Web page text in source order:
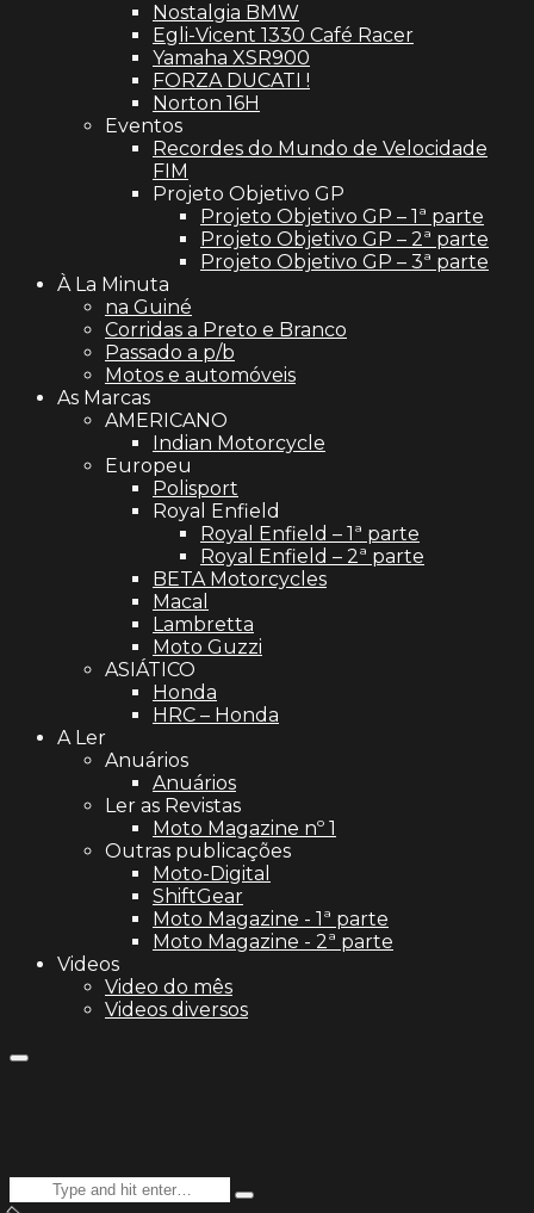
Nostalgia BMW
Egli-Vicent 1330 Café Racer
Yamaha XSR900
FORZA DUCATI !
Norton 16H
Eventos
Recordes do Mundo de Velocidade
FIM
Projeto Objetivo GP
Projeto Objetivo GP – 1ª parte
Projeto Objetivo GP – 2ª parte
Projeto Objetivo GP – 3ª parte
À La Minuta
na Guiné
Corridas a Preto e Branco
Passado a p/b
Motos e automóveis
As Marcas
AMERICANO
Indian Motorcycle
Europeu
Polisport
Royal Enfield
Royal Enfield – 1ª parte
Royal Enfield – 2ª parte
BETA Motorcycles
Macal
Lambretta
Moto Guzzi
ASIÁTICO
Honda
HRC – Honda
A Ler
Anuários
Anuários
Ler as Revistas
Moto Magazine nº 1
Outras publicações
Moto-Digital
ShiftGear
Moto Magazine - 1ª parte
Moto Magazine - 2ª parte
Videos
Video do mês
Videos diversos
Search
Type